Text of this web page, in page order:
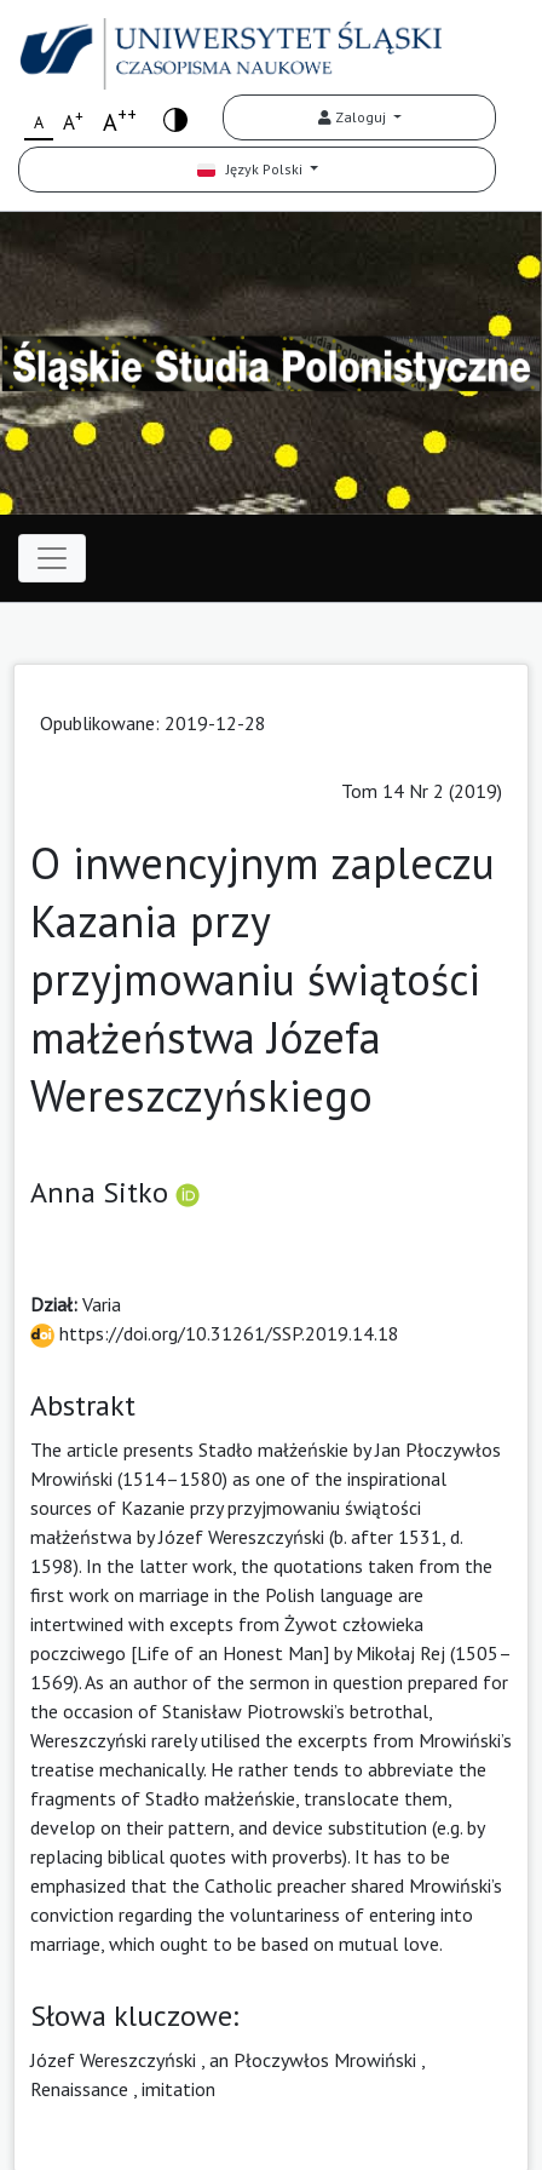
A A+ A++ Zaloguj
Język Polski
Opublikowane: 2019-12-28
Tom 14 Nr 2 (2019)
O inwencyjnym zapleczu
Kazania przy
przyjmowaniu świątości
małżeństwa Józefa
Wereszczyńskiego
Anna Sitko
Dział: Varia
https://doi.org/10.31261/SSP.2019.14.18
Abstrakt
The article presents Stadło małżeńskie by Jan Płoczywłos
Mrowiński (1514–1580) as one of the inspirational
sources of Kazanie przy przyjmowaniu świątości
małżeństwa by Józef Wereszczyński (b. after 1531, d.
1598). In the latter work, the quotations taken from the
first work on marriage in the Polish language are
intertwined with excepts from Żywot człowieka
poczciwego [Life of an Honest Man] by Mikołaj Rej (1505–
1569). As an author of the sermon in question prepared for
the occasion of Stanisław Piotrowski’s betrothal,
Wereszczyński rarely utilised the excerpts from Mrowiński’s
treatise mechanically. He rather tends to abbreviate the
fragments of Stadło małżeńskie, translocate them,
develop on their pattern, and device substitution (e.g. by
replacing biblical quotes with proverbs). It has to be
emphasized that the Catholic preacher shared Mrowiński’s
conviction regarding the voluntariness of entering into
marriage, which ought to be based on mutual love.
Słowa kluczowe:
Józef Wereszczyński an Płoczywłos Mrowiński
Renaissance imitation